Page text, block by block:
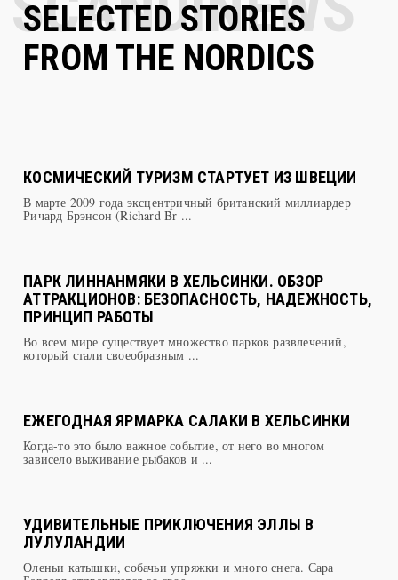
SELECTED STORIES
FROM THE NORDICS
КОСМИЧЕСКИЙ ТУРИЗМ СТАРТУЕТ ИЗ ШВЕЦИИ
В марте 2009 года эксцентричный британский миллиардер
ПАРК ЛИННАНМЯКИ В ХЕЛЬСИНКИ. ОБЗОР
АТТРАКЦИОНОВ: БЕЗОПАСНОСТЬ, НАДЕЖНОСТЬ,
ПРИНЦИП РАБОТЫ​
Во всем мире существует множество парков развлечений,
ЕЖЕГОДНАЯ ЯРМАРКА САЛАКИ В ХЕЛЬСИНКИ
Когда-то это было важное событие, от него во многом
УДИВИТЕЛЬНЫЕ ПРИКЛЮЧЕНИЯ ЭЛЛЫ В
ЛУЛУЛАНДИИ